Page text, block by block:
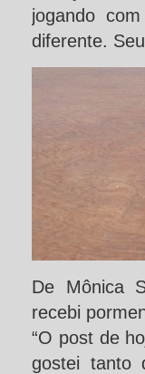
jogando
diferente.
De Mônica
recebi
“O post de
gostei tanto